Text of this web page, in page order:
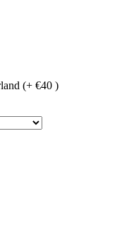
(+ €40 )